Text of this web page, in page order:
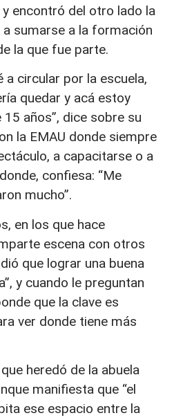
y encontró del otro lado la
sumarse a la formación
la que fue parte.
a circular por la escuela,
quedar y acá estoy
años”, dice sobre su
la EMAU donde siempre
a capacitarse o a
confiesa: “Me
mucho”.
en los que hace
escena con otros
que lograr una buena
y cuando le preguntan
que la clave es
ver donde tiene más
heredó de la abuela
manifiesta que “el
ese espacio entre la